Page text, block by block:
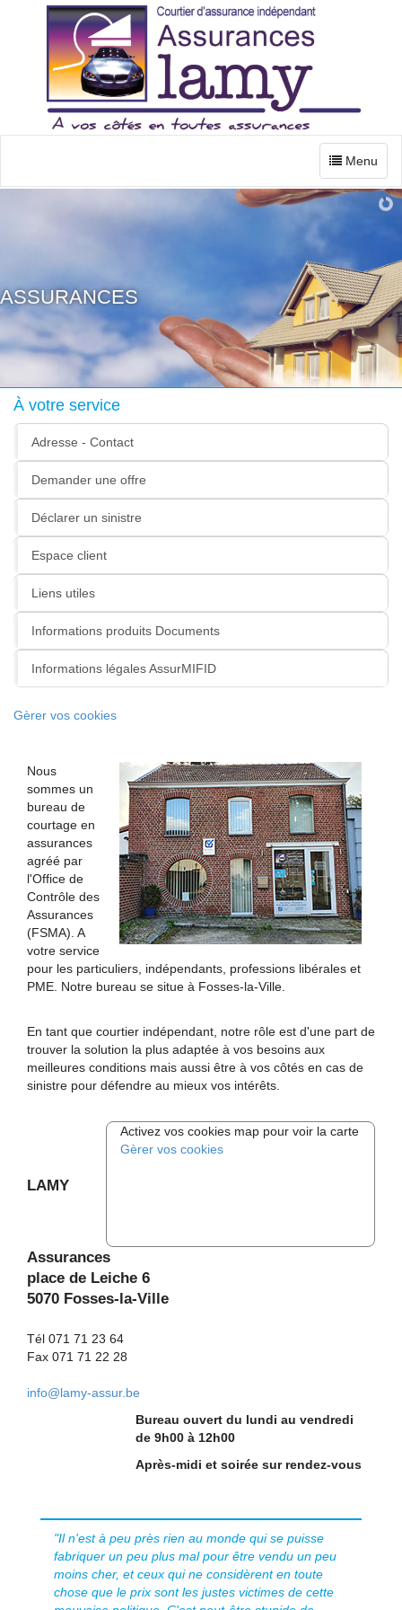
Menu
ASSURANCES
À votre service
Adresse - Contact
Demander une offre
Déclarer un sinistre
Espace client
Liens utiles
Informations produits Documents
Informations légales AssurMIFID
Gèrer vos cookies
Nous
sommes un
bureau de
courtage en
assurances
agréé par
l'Office de
Contrôle des
Assurances
(FSMA). A
votre service
pour les particuliers, indépendants, professions libérales et
PME. Notre bureau se situe à Fosses-la-Ville.
En tant que courtier indépendant, notre rôle est d'une part de
trouver la solution la plus adaptée à vos besoins aux
meilleures conditions mais aussi être à vos côtés en cas de
sinistre pour défendre au mieux vos intérêts.
Activez vos cookies map pour voir la carte
Gèrer vos cookies
LAMY
Assurances
place de Leiche 6
5070 Fosses-la-Ville
Tél 071 71 23 64
Fax 071 71 22 28
info@lamy-assur.be
Bureau ouvert du lundi au vendredi
de 9h00 à 12h00
Après-midi et soirée sur rendez-vous
"Il n'est à peu près rien au monde qui se puisse
fabriquer un peu plus mal pour être vendu un peu
moins cher, et ceux qui ne considèrent en toute
chose que le prix sont les justes victimes de cette